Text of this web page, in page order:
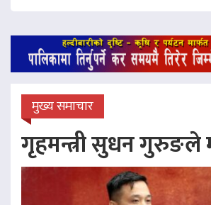
मुख्य समाचार
गृहमन्त्री सुधन गुरुङले